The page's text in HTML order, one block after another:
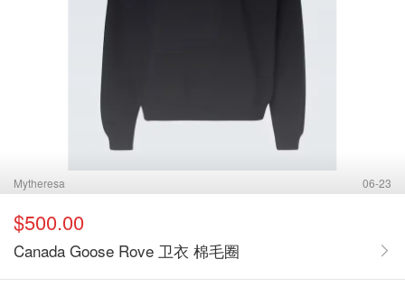
Mytheresa 06-23
$500.00
Canada Goose Rove 卫衣 棉毛圈